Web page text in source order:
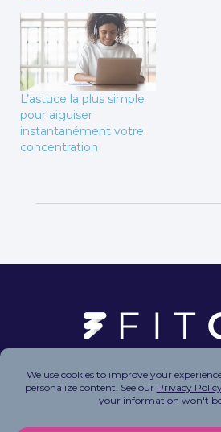
L’astuce la plus simple
pour aiguiser
instantanément votre
concentration
Copyright © 2026 FitOn Inc. All